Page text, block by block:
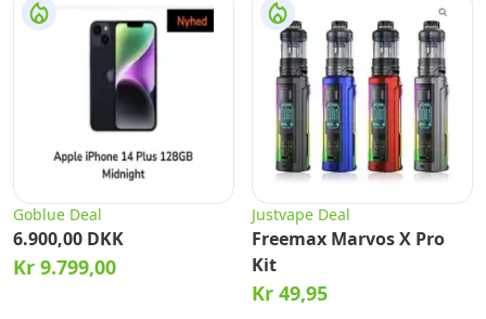
Goblue Deal
6.900,00 DKK
Kr 9.799,00
Justvape Deal
Freemax Marvos X Pro
Kit
Kr 49,95